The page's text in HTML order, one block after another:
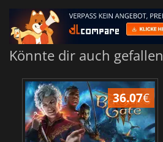
Könnte dir auch gefallen
36.07€